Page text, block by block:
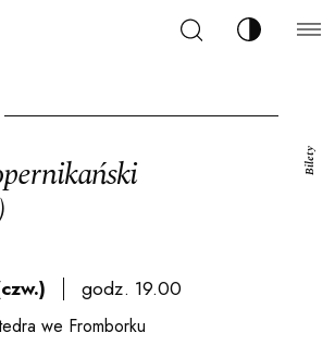
Szukaj Zmień
godz. 19.00
we Fromborku
Bilety